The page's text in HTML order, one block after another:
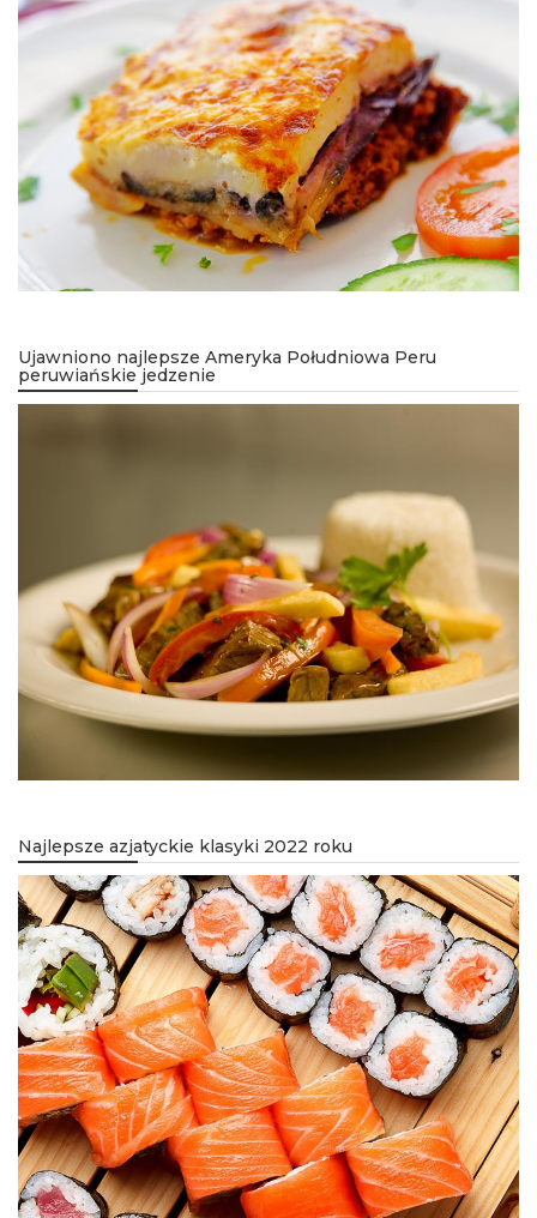
Ujawniono najlepsze Ameryka Południowa Peru
peruwiańskie jedzenie
Najlepsze azjatyckie klasyki 2022 roku